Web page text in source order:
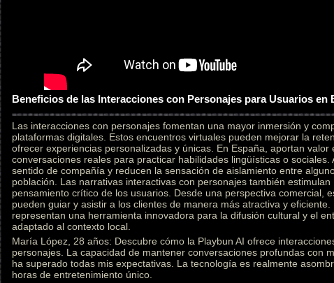
Beneficios de las Interacciones con Personajes para Usuarios en
Las interacciones con personajes fomentan una mayor inmersión y
plataformas digitales. Estos encuentros virtuales pueden mejorar la
ofrecer experiencias personalizadas y únicas. En España, aportan valor
conversaciones reales para practicar habilidades lingüísticas o sociales.
sentido de compañía y reducen la sensación de aislamiento entre
población. Las narrativas interactivas con personajes también estimulan
pensamiento crítico de los usuarios. Desde una perspectiva comercial,
pueden guiar y asistir a los clientes de manera más atractiva y eficiente.
representan una herramienta innovadora para la difusión cultural y el
adaptado al contexto local.
María López, 28 años: Descubre cómo la Playbun AI ofrece
personajes. La capacidad de mantener conversaciones profundas con
ha superado todas mis expectativas. La tecnología es realmente
horas de entretenimiento único.